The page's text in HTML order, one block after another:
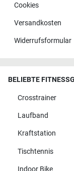
Cookies
Versandkosten
Widerrufsformular
BELIEBTE
Crosstrainer
Laufband
Kraftstation
Tischtennis